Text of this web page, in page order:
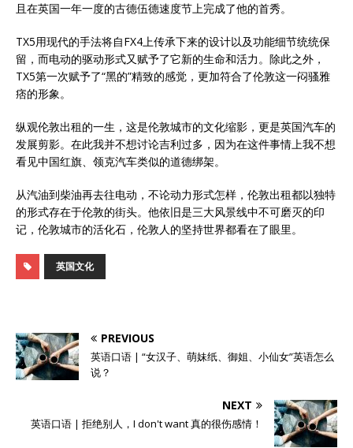
且在英国一年一度的古德伍德速度节上完成了他的首秀。
TX5用现代的手法将自FX4上传承下来的设计以及功能细节统统保
留，而电动的驱动形式又赋予了它新的生命和活力。除此之外，
TX5第一次赋予了“黑的”精致的感觉，更加符合了伦敦这一闷骚雅
痞的形象。
纵观伦敦出租的一生，这是伦敦城市的文化缩影，更是英国汽车的
发展剪影。在此我并不想讨论吉利过多，因为在这件事情上我不想
看见中国红旗、领克汽车类似的道德绑架。
从汽油到柴油再去往电动，不论动力形式怎样，伦敦出租都以独特
的形式存在于伦敦的街头。他依旧是三大风景线中不可磨灭的印
记，伦敦城市的活化石，伦敦人的坚持世界都看在了眼里。
英国文化
PREVIOUS
英语口语 | “女汉子、萌妹纸、御姐、小仙女”英语怎么
说？
NEXT
英语口语 | 拒绝别人，I don't want 真的很伤感情！